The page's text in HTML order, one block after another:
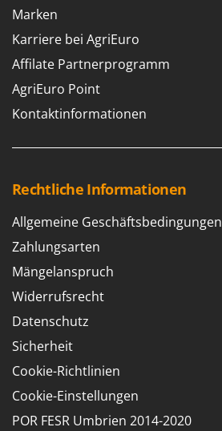
W
Wiper EcoRobot
Wolf Garten
Wortex
Y Yard Force
Z
Zanon
Zephir
ZGrills
Zodiac
Marken
Karriere bei AgriEuro
Affilate Partnerprogramm
AgriEuro Point
Kontaktinformationen
Rechtliche Informationen
Allgemeine Geschäftsbedingungen
Zahlungsarten
Mängelanspruch
Widerrufsrecht
Datenschutz
Sicherheit
Cookie-Richtlinien
Cookie-Einstellungen
POR FESR Umbrien 2014-2020